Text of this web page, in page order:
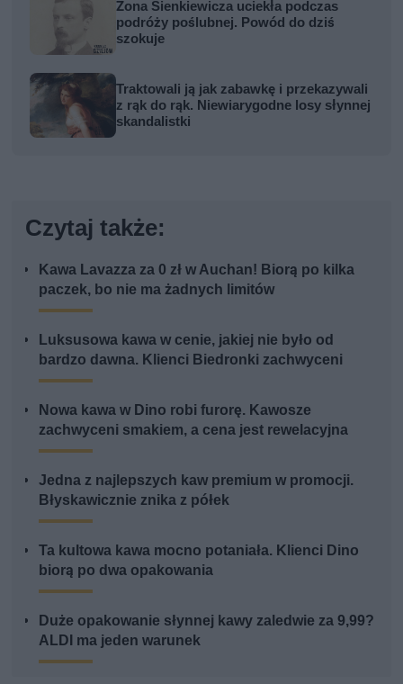
Żona Sienkiewicza uciekła podczas
podróży poślubnej. Powód do dziś
szokuje
Traktowali ją jak zabawkę i przekazywali
z rąk do rąk. Niewiarygodne losy słynnej
skandalistki
Czytaj także:
Kawa Lavazza za 0 zł w Auchan! Biorą po kilka
paczek, bo nie ma żadnych limitów
Luksusowa kawa w cenie, jakiej nie było od
bardzo dawna. Klienci Biedronki zachwyceni
Nowa kawa w Dino robi furorę. Kawosze
zachwyceni smakiem, a cena jest rewelacyjna
Jedna z najlepszych kaw premium w promocji.
Błyskawicznie znika z półek
Ta kultowa kawa mocno potaniała. Klienci Dino
biorą po dwa opakowania
Duże opakowanie słynnej kawy zaledwie za 9,99?
ALDI ma jeden warunek